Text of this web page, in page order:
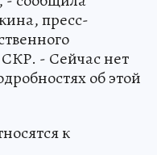
пресс-
- Сейчас нет
об этой
к